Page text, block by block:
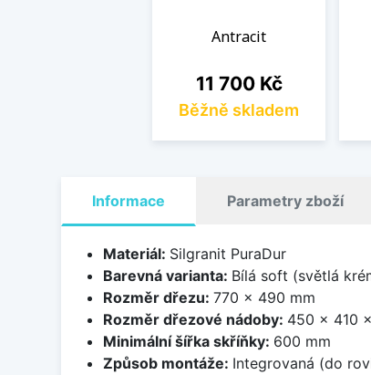
Antracit
Cena
11 700 Kč
Běžně skladem
Informace Parametry zboží
Materiál: Silgranit PuraDur
Barevná varianta: Bílá soft (světlá
Rozměr dřezu: 770 x 490 mm
Rozměr dřezové nádoby: 450 x 410
Minimální šířka skříňky: 600 mm
Způsob montáže: Integrovaná (do